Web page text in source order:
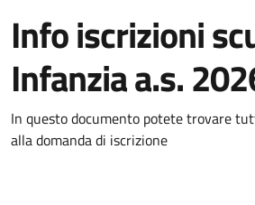
Info iscrizioni
Infanzia a.s.
In questo documento potete trovare
alla domanda di iscrizione